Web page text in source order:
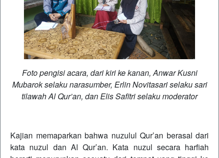
Foto pengisi acara, dari kiri ke kanan, Anwar Kusni
Mubarok selaku narasumber, Erlin Novitasari selaku sari
tilawah Al Qur’an, dan Elis Safitri selaku moderator
Kajian memaparkan bahwa nuzulul Qur’an berasal dari
kata nuzul dan Al Qur’an. Kata nuzul secara harfiah